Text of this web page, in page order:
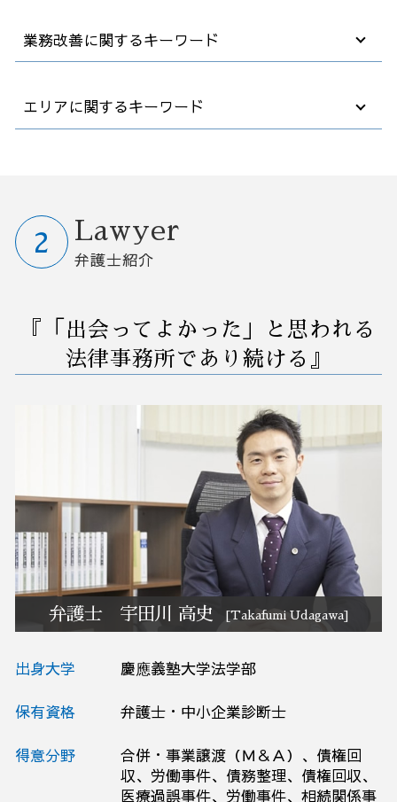
弁護士 契約書 リーガルチェック
退職 事前
売掛金 時効
退職 規則
労働 契約書
企業法務 コンプライアンス
m&a デメリット
事業承継 メリット デメリット
事業承継 後継者
m&a とは
会社 買収 金額
事業承継 対策
m&a 子会社
借金 債務整理 悩み 相談
破産 保証人
債務者 破産
任意整理 住宅ローン
債務整理 官報 期間
破産 会社
任意整理 支払い 遅れ
企業 破産
破産後の生活
自己破産費用 払えない
法律事務所 債権回収
法人 訴訟
会社 解雇 条件
紛争 訴訟 対応
解雇 裁判
会社 解雇 通告
労働審判 申し立て
セクハラ 相談
解雇 不当
債権回収 会社 取立て
業務改善に関するキーワード
営業事務 業務改善
業務改善 失敗
業務フロー 改善
コンサル 経営改善
中小企業 業務改善
コスト削減 業務改善
早期経営改善計画 契約書
業務改善 生産性 向上
エリアに関するキーワード
業務改善 弁護士相談 茨城県
事業承継 弁護士相談 さいたま市
業務改善 弁護士相談 埼玉県
業務改善 弁護士相談 大宮区
M&A 弁護士相談 群馬県
債務整理 弁護士相談 さいたま市
予防法務 弁護士相談 栃木県
リーガルチェック 弁護士相談 大宮区
債務整理 弁護士相談 茨城県
破産 弁護士相談 茨城県
破産 弁護士相談 大宮区
リーガルチェック 弁護士相談 さいたま市
Lawyer
弁護士紹介
『「出会ってよかった」と思われる
法律事務所であり続ける』
弁護士 宇田川 高史 [Takafumi Udagawa]
出身大学 慶應義塾大学法学部
保有資格 弁護士・中小企業診断士
得意分野
合併・事業譲渡（Ｍ＆Ａ）、債権回
収、労働事件、債務整理、債権回収、
医療過誤事件、労働事件、相続関係事